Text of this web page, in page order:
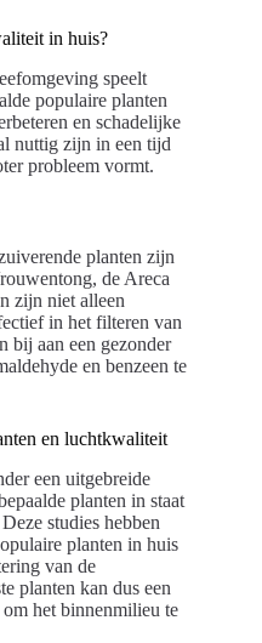
in huis?
speelt
populaire planten
en schadelijke
nuttig zijn in een tijd
probleem vormt.
planten zijn
de Areca
zijn niet alleen
in het filteren van
bij aan een gezonder
en benzeen te
en luchtkwaliteit
een uitgebreide
planten in staat
studies hebben
planten in huis
van de
planten kan dus een
het binnenmilieu te